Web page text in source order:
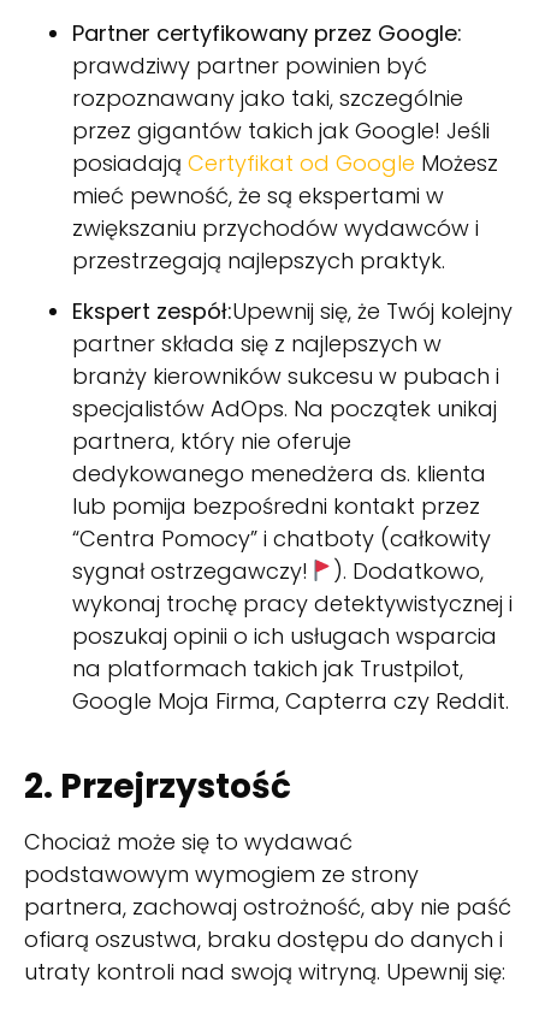
Partner certyfikowany przez Google:
prawdziwy partner powinien być
rozpoznawany jako taki, szczególnie
przez gigantów takich jak Google! Jeśli
posiadają Certyfikat od Google Możesz
mieć pewność, że są ekspertami w
zwiększaniu przychodów wydawców i
przestrzegają najlepszych praktyk.
Ekspert zespół:Upewnij się, że Twój kolejny
partner składa się z najlepszych w
branży kierowników sukcesu w pubach i
specjalistów AdOps. Na początek unikaj
partnera, który nie oferuje
dedykowanego menedżera ds. klienta
lub pomija bezpośredni kontakt przez
“Centra Pomocy” i chatboty (całkowity
sygnał ostrzegawczy!
). Dodatkowo,
wykonaj trochę pracy detektywistycznej i
poszukaj opinii o ich usługach wsparcia
na platformach takich jak Trustpilot,
Google Moja Firma, Capterra czy Reddit.
2. Przejrzystość
Chociaż może się to wydawać
podstawowym wymogiem ze strony
partnera, zachowaj ostrożność, aby nie paść
ofiarą oszustwa, braku dostępu do danych i
utraty kontroli nad swoją witryną. Upewnij się: